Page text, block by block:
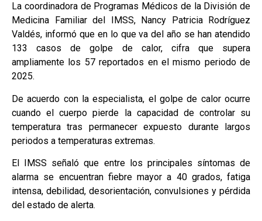
La coordinadora de Programas Médicos de la División de
Medicina Familiar del IMSS, Nancy Patricia Rodríguez
Valdés, informó que en lo que va del año se han atendido
133 casos de golpe de calor, cifra que supera
ampliamente los 57 reportados en el mismo periodo de
2025.
De acuerdo con la especialista, el golpe de calor ocurre
cuando el cuerpo pierde la capacidad de controlar su
temperatura tras permanecer expuesto durante largos
periodos a temperaturas extremas.
El IMSS señaló que entre los principales síntomas de
alarma se encuentran fiebre mayor a 40 grados, fatiga
intensa, debilidad, desorientación, convulsiones y pérdida
del estado de alerta.